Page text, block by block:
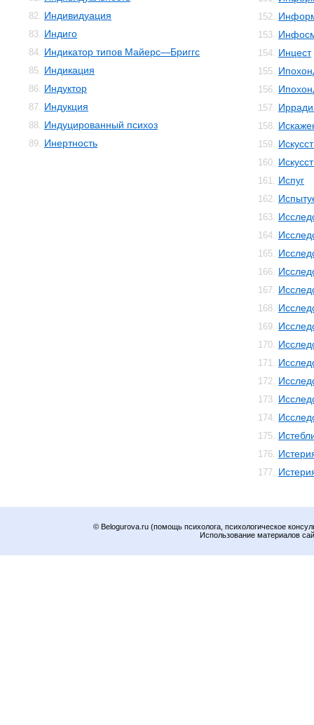
82. Индивидуация
83. Индиго
84. Индикатор типов Майерс—Бриггс
85. Индикация
86. Индуктор
87. Индукция
88. Индуцированный психоз
89. Инертность
152.
153.
154. Инцест
155.
156.
157.
158.
159.
160.
161. Испуг
162.
163.
164.
165.
166.
167.
168.
169.
170.
171.
172.
173.
174.
175.
176.
177.
© Belogurova.ru (помощь психолога, психологическое
Использование материалов